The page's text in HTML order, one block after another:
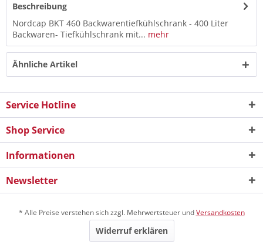
Beschreibung
Nordcap BKT 460 Backwarentiefkühlschrank - 400 Liter
Backwaren- Tiefkühlschrank mit... mehr
Ähnliche Artikel
Service Hotline
Shop Service
Informationen
Newsletter
* Alle Preise verstehen sich zzgl. Mehrwertsteuer undVersandkosten
Widerruf erklären